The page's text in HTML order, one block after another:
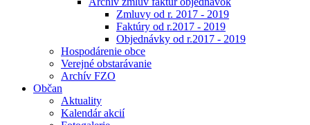
Zmluvy od r. 2017 - 2019
Faktúry od r.2017 - 2019
Objednávky od r.2017 - 2019
Hospodárenie obce
Verejné obstarávanie
Archív FZO
Občan
Aktuality
Kalendár akcií